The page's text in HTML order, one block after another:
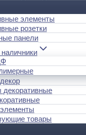
элементы
розетки
панели
товары